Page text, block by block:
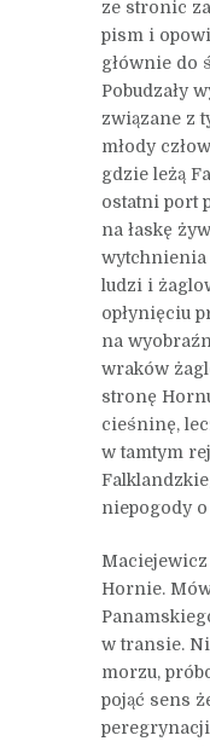
ze stronic
pism i
głównie do
Pobudzały
związane z
młody
gdzie leżą
ostatni port
na łaskę
wytchnienia
ludzi i
opłynięciu
na
wraków
stronę
cieśninę,
w tamtym
niepogody
Hornie.
w transie.
morzu,
pojąć sens